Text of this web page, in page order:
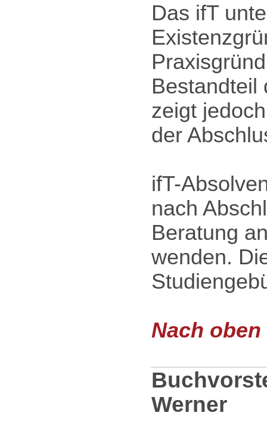
Das ifT
Bestandteil
zeigt
der
ifT-
nach
Beratung
wenden.
Nach oben
Werner